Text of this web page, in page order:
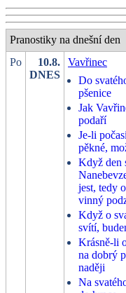
Pranostiky na dnešní den
Po
10.8.
DNES
Vavřinec
Do
pšenice
Jak
podaří
Je-li
pěkné,
Když den
jest, tedy
vinný
Když o
svítí,
Krásně-li
na dobrý
naději
Na